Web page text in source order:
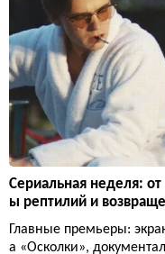
Сериальная неделя:
ы рептилий и
Главные премьеры:
а «Осколки»,